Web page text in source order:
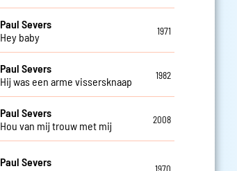
Paul Severs
Hey baby
1971
Paul Severs
Hij was een arme vissersknaap
1982
Paul Severs
Hou van mij trouw met mij
2008
Paul Severs